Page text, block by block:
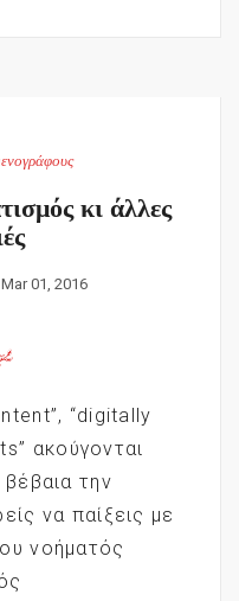
κι άλλες
01, 2016
“digitally
ακούγονται
την
να παίξεις με
νοήματός